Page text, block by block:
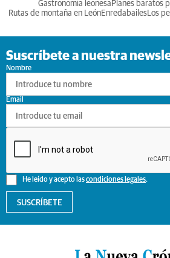
Gastronomia leonesa Planes baratos
Rutas de montaña en LeónEnredabailesLos
Suscríbete a nuestra
Nombre
He leído y acepto lascondiciones legales.
Email
SUSCRÍBETE